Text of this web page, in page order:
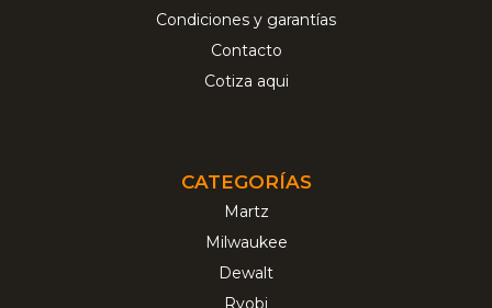
Condiciones y garantías
Contacto
Cotiza aqui
CATEGORÍAS
Martz
Milwaukee
Dewalt